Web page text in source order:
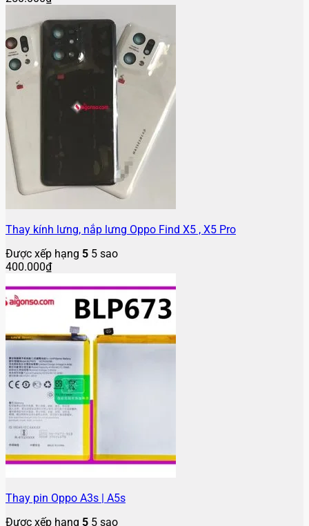
Thay kính lưng, nắp lưng Oppo Find X5 , X5 Pro
Được xếp hạng 5 5 sao
400.000₫
Thay pin Oppo A3s | A5s
Được xếp hạng 5 5 sao